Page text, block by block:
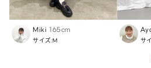
Miki 165cm
サイズ:M サ